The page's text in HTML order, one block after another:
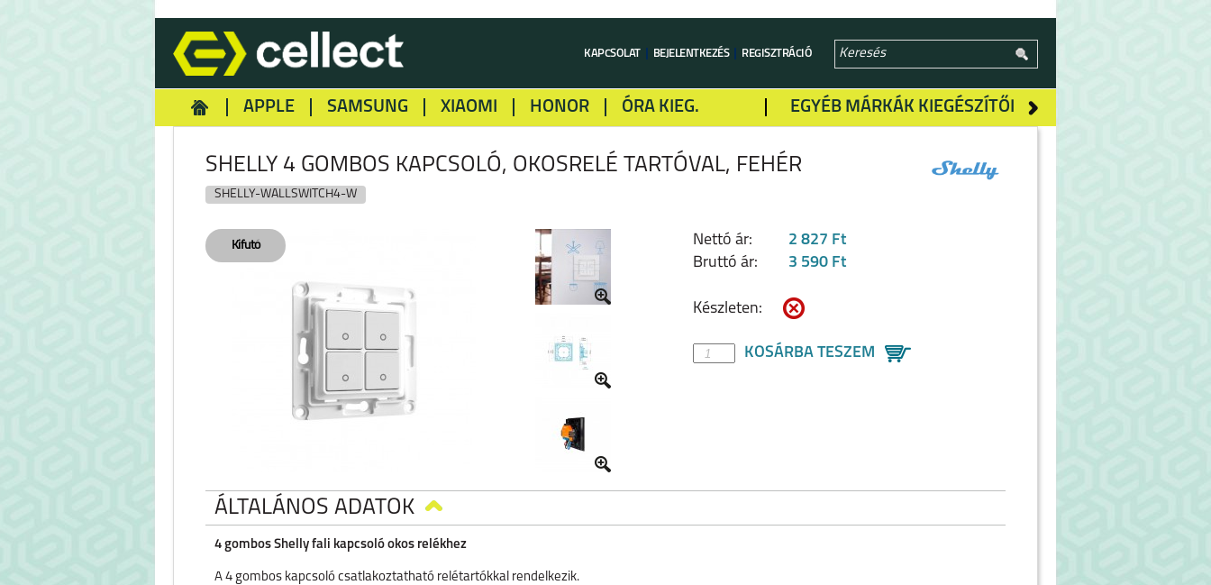
KAPCSOLAT BEJELENTKEZÉS REGISZTRÁCIÓ
EGYÉB MÁRKÁK KIEGÉSZÍTŐI
APPLE SAMSUNG XIAOMI HONOR ÓRA KIEG.
SHELLY 4 GOMBOS KAPCSOLÓ, OKOSRELÉ TARTÓVAL, FEHÉR
SHELLY-WALLSWITCH4-W
Nettó ár:
2 827 Ft
Bruttó ár:
3 590 Ft
Készleten:
KOSÁRBA TESZEM
ÁLTALÁNOS ADATOK
4 gombos Shelly fali kapcsoló okos relékhez
A 4 gombos kapcsoló csatlakoztatható relétartókkal rendelkezik.